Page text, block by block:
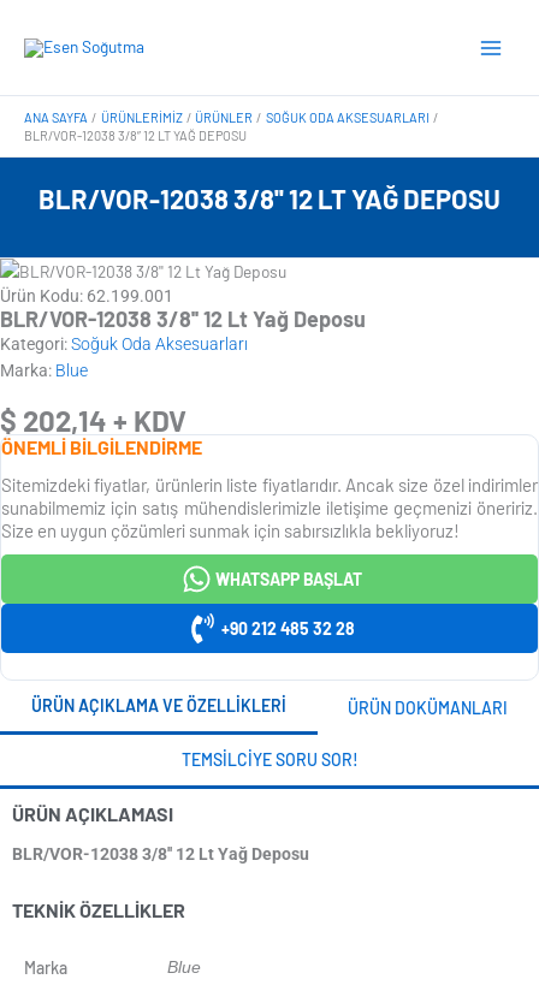
atla
ANA SAYFA ÜRÜNLERIMIZ ÜRÜNLER
SOĞUK ODA AKSESUARLARI
BLR/VOR-12038 3/8” 12 LT YAĞ DEPOSU
BLR/VOR-12038 3/8'' 12 LT YAĞ DEPOSU
Ürün Kodu: 62.199.001
BLR/VOR-12038 3/8'' 12 Lt Yağ Deposu
Kategori:Soğuk Oda Aksesuarları
Marka: Blue
$ 202,14 + KDV
ÖNEMLİ BİLGİLENDİRME
Sitemizdeki fiyatlar, ürünlerin liste fiyatlarıdır. Ancak size özel indirimler
sunabilmemiz için satış mühendislerimizle iletişime geçmenizi öneririz.
Size en uygun çözümleri sunmak için sabırsızlıkla bekliyoruz!
WHATSAPP BAŞLAT
+90 212 485 32 28
ÜRÜN AÇIKLAMA VE ÖZELLIKLERI ÜRÜN DOKÜMANLARI
TEMSILCIYE SORU SOR!
ÜRÜN AÇIKLAMASI
BLR/VOR-12038 3/8'' 12 Lt Yağ Deposu
TEKNIK ÖZELLIKLER
Marka Blue